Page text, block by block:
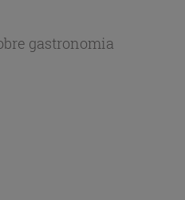
gastronomia